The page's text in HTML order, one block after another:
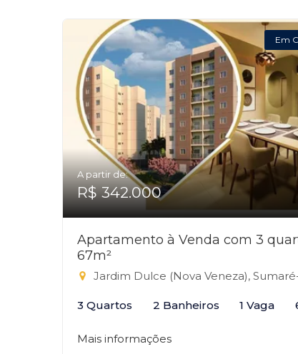
Em
A partir de:
R$ 342.000
Apartamento à Venda com 3
67m²
Jardim Dulce (Nova Veneza),
3 Quartos 2 Banheiros 1 Vaga
Mais informações